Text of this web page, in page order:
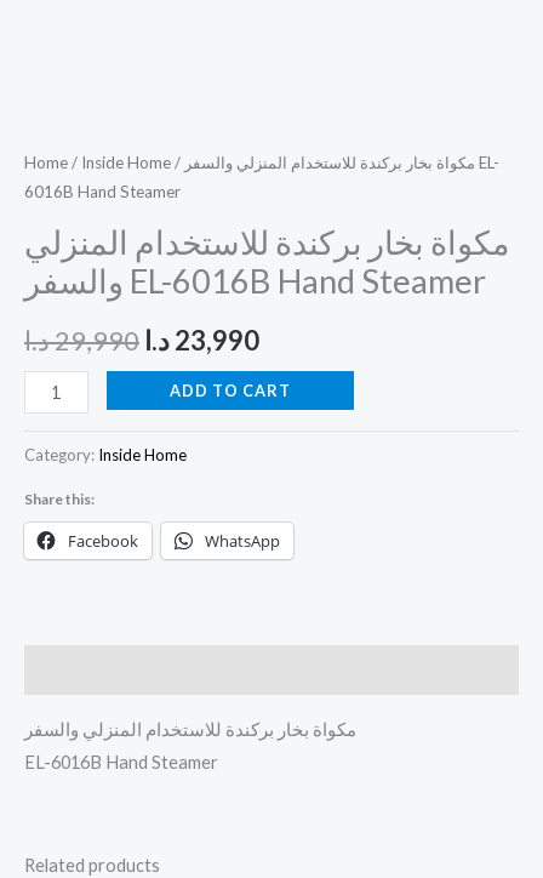
Home/ Inside Home/ مكواة بخار بركندة للاستخدام المنزلي والسفر EL-
6016B Hand Steamer
مكواة بخار بركندة للاستخدام المنزلي
والسفر EL-6016B Hand Steamer
29,990د.ا 23,990د.ا
ADD TO CART
Category: Inside Home
Share this:
Facebook WhatsApp
مكواة بخار بركندة للاستخدام المنزلي والسفر
EL-6016B Hand Steamer
Related products